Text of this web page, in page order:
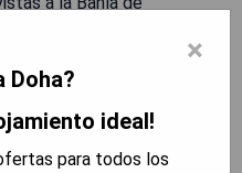
del Hilton
plana, minibar y
así como artículos
instalaciones para
×
Doha?
ideal!
para todos los